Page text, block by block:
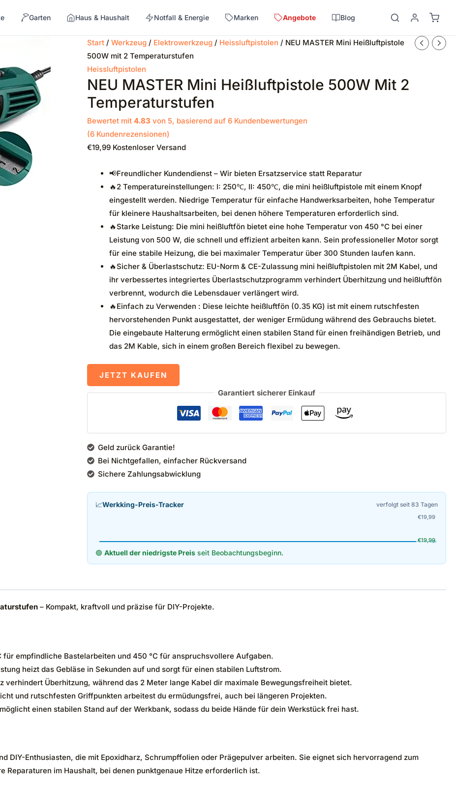
Garten Haus & Haushalt Notfall & Energie Marken Angebote Blog
→
Start/ Werkzeug/ Elektrowerkzeug/ Heissluftpistolen / NEU MASTER Mini Heißluftpistole
500W mit 2 Temperaturstufen
Heissluftpistolen
NEU MASTER Mini Heißluftpistole 500W Mit 2
Temperaturstufen
Bewertet mit 4.83 von 5, basierend auf 6Kundenbewertungen
(6Kundenrezensionen)
€19,99 Kostenloser Versand
📢Freundlicher Kundendienst – Wir bieten Ersatzservice statt Reparatur
🔥2 Temperatureinstellungen: I: 250℃, II: 450℃, die mini heißluftpistole mit einem Knopf
eingestellt werden. Niedrige Temperatur für einfache Handwerksarbeiten, hohe Temperatur
für kleinere Haushaltsarbeiten, bei denen höhere Temperaturen erforderlich sind.
🔥Starke Leistung: Die mini heißluftfön bietet eine hohe Temperatur von 450 °C bei einer
Leistung von 500 W, die schnell und effizient arbeiten kann. Sein professioneller Motor sorgt
für eine stabile Heizung, die bei maximaler Temperatur über 300 Stunden laufen kann.
🔥Sicher & Überlastschutz: EU-Norm & CE-Zulassung mini heißluftpistolen mit 2M Kabel, und
ihr verbessertes integriertes Überlastschutzprogramm verhindert Überhitzung und heißluftfön
verbrennt, wodurch die Lebensdauer verlängert wird.
🔥Einfach zu Verwenden : Diese leichte heißluftfön (0.35 KG) ist mit einem rutschfesten
hervorstehenden Punkt ausgestattet, der weniger Ermüdung während des Gebrauchs bietet.
Die eingebaute Halterung ermöglicht einen stabilen Stand für einen freihändigen Betrieb, und
das 2M Kable, sich in einem großen Bereich flexibel zu bewegen.
JETZT KAUFEN
Garantiert sicherer Einkauf
Geld zurück Garantie!
Bei Nichtgefallen, einfacher Rückversand
Sichere Zahlungsabwicklung
📈Werkking-Preis-Tracker verfolgt seit 83 Tagen
€19,99
€19,99
🟢 Aktuell der niedrigste Preisseit Beobachtungsbeginn.
– Kompakt, kraftvoll und präzise für DIY-Projekte.
für empfindliche Bastelarbeiten und 450 °C für anspruchsvollere Aufgaben.
heizt das Gebläse in Sekunden auf und sorgt für einen stabilen Luftstrom.
verhindert Überhitzung, während das 2 Meter lange Kabel dir maximale Bewegungsfreiheit bietet.
und rutschfesten Griffpunkten arbeitest du ermüdungsfrei, auch bei längeren Projekten.
einen stabilen Stand auf der Werkbank, sodass du beide Hände für dein Werkstück frei hast.
DIY-Enthusiasten, die mit Epoxidharz, Schrumpffolien oder Prägepulver arbeiten. Sie eignet sich hervorragend zum
Reparaturen im Haushalt, bei denen punktgenaue Hitze erforderlich ist.